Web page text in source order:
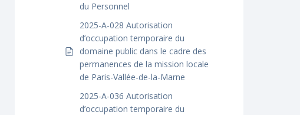
du Personnel
2025-A-028 Autorisation
d’occupation temporaire du
domaine public dans le cadre des
permanences de la mission locale
de Paris-Vallée-de-la-Marne
2025-A-036 Autorisation
d’occupation temporaire du